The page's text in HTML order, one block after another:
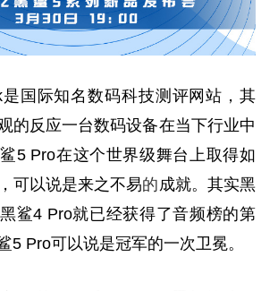
是国际知名数码科技测评网站，其
的反应一台数码设备在当下行业中
5 Pro在这个世界级舞台上取得如
可以说是来之不易的 成就。其实黑
鲨4 Pro就已经获得了音频榜的第
5 Pro可以说是冠军的一次卫冕。